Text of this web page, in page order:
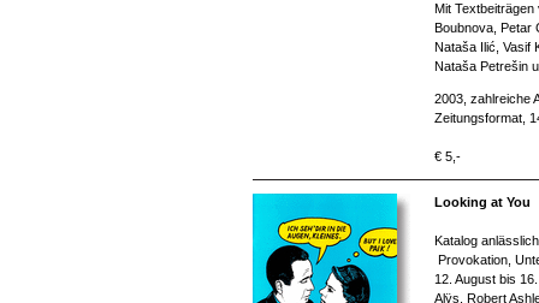
Mit
Boubnova, Petar
Nataša Ilić, Vasif
Nataša Petrešin
2003, zahlreiche
Zeitungsformat,
€ 5,-
Looking at You
Katalog
Provokation,
12. August bis
Alÿs, Robert